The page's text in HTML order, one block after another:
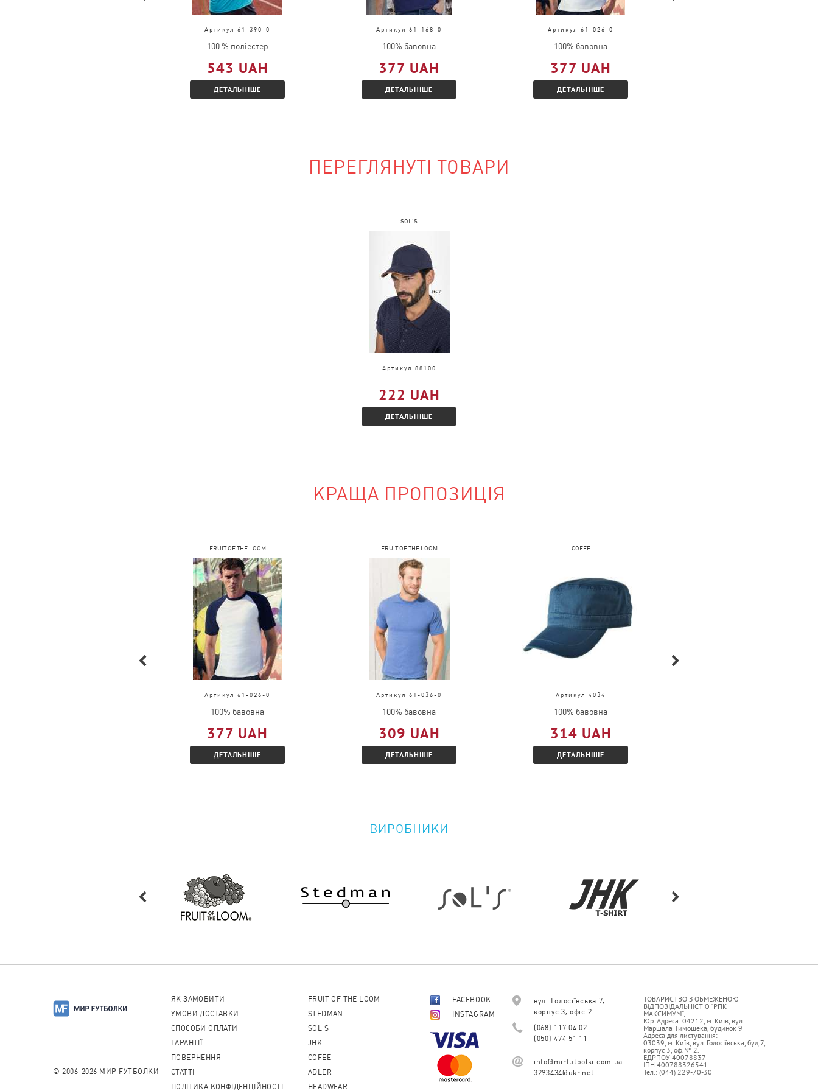
Необхідно мати відповідний КЗЕД, вислати документи із
запитом на Співробітництво.
Вказати передбачуваний оборот в місяць і Вам буде
запропонований додатковий відсоток зі знижкою.
Артикул 61-390-0
100 % поліестер
543 UAH
ДЕТАЛЬНІШЕ
Артикул 61-168-0
100% бавовна
377 UAH
ДЕТАЛЬНІШЕ
Артикул 61-026-0
100% бавовна
377 UAH
ДЕТАЛЬНІШЕ
ПЕРЕГЛЯНУТІ ТОВАРИ
SOL'S
Артикул 88100
222 UAH
ДЕТАЛЬНІШЕ
КРАЩА ПРОПОЗИЦІЯ
FRUIT OF THE LOOM
Артикул 61-026-0
100% бавовна
377 UAH
ДЕТАЛЬНІШЕ
FRUIT OF THE LOOM
Артикул 61-036-0
100% бавовна
309 UAH
ДЕТАЛЬНІШЕ
COFEE
Артикул 4034
100% бавовна
314 UAH
ДЕТАЛЬНІШЕ
ВИРОБНИКИ
© 2006-2026 МИР FУТБОЛКИ
ЯК ЗАМОВИТИ
УМОВИ ДОСТАВКИ
СПОСОБИ ОПЛАТИ
ГАРАНТІЇ
ПОВЕРНЕННЯ
CТАТТІ
ПОЛІТИКА КОНФІДЕНЦІЙНОСТІ
FRUIT OF THE LOOM
STEDMAN
SOL'S
JHK
COFEE
ADLER
HEADWEAR
FACEBOOK
INSTAGRAM
ТОВАРИСТВО З ОБМЕЖЕНОЮ
ВІДПОВІДАЛЬНІСТЮ “РПК
МАКСИМУМ”,
Юр. Адреса: 04212, м. Київ, вул.
Маршала Тимошека, будинок 9
Адреса для листування:
03039, м. Київ, вул. Голосіївська, буд 7,
корпус 3, оф.№ 2.
ЕДРПОУ 40078837
ІПН 400788326541
Тел.: (044) 229-70-30
вул. Голосіївська 7,
корпус 3, офіс 2
(068) 117 04 02
(050) 474 51 11
info@mirfutbolki.com.ua
3293434@ukr.net